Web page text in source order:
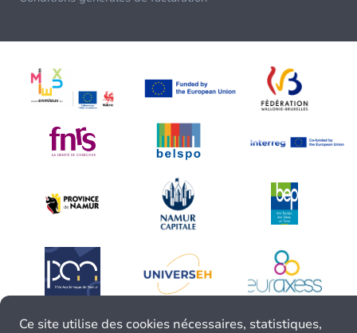
Ce site utilise des cookies nécessaires, statistiques,